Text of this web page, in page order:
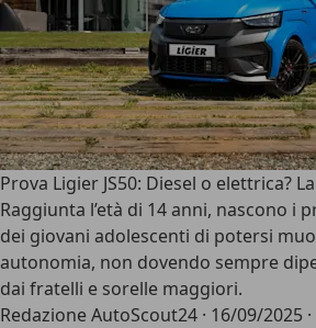
Prova Ligier JS50: Diesel o elettrica?
Raggiunta l’età di 14 anni, nascono i
dei giovani adolescenti di potersi
autonomia, non dovendo sempre
dai fratelli e sorelle maggiori.
Redazione AutoScout24 · 16/09/2025 ·